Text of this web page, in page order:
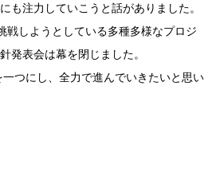
も注力していこうと話がありました。
戦しようとしている多種多様なプロジ
発表会は幕を閉じました。
つにし、全力で進んでいきたいと思い